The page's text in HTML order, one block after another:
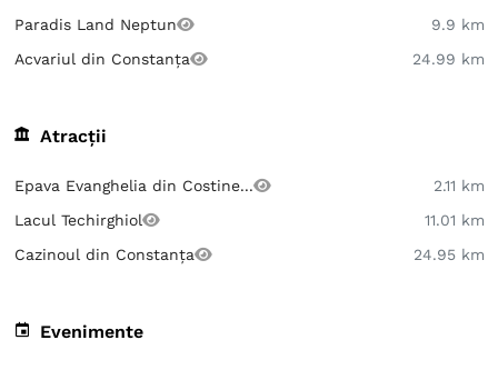
Paradis Land Neptun
9.9 km
Acvariul din Constanța
24.99 km
Atracții
Epava Evanghelia din Costine...
2.11 km
Lacul Techirghiol
11.01 km
Cazinoul din Constanța
24.95 km
Evenimente